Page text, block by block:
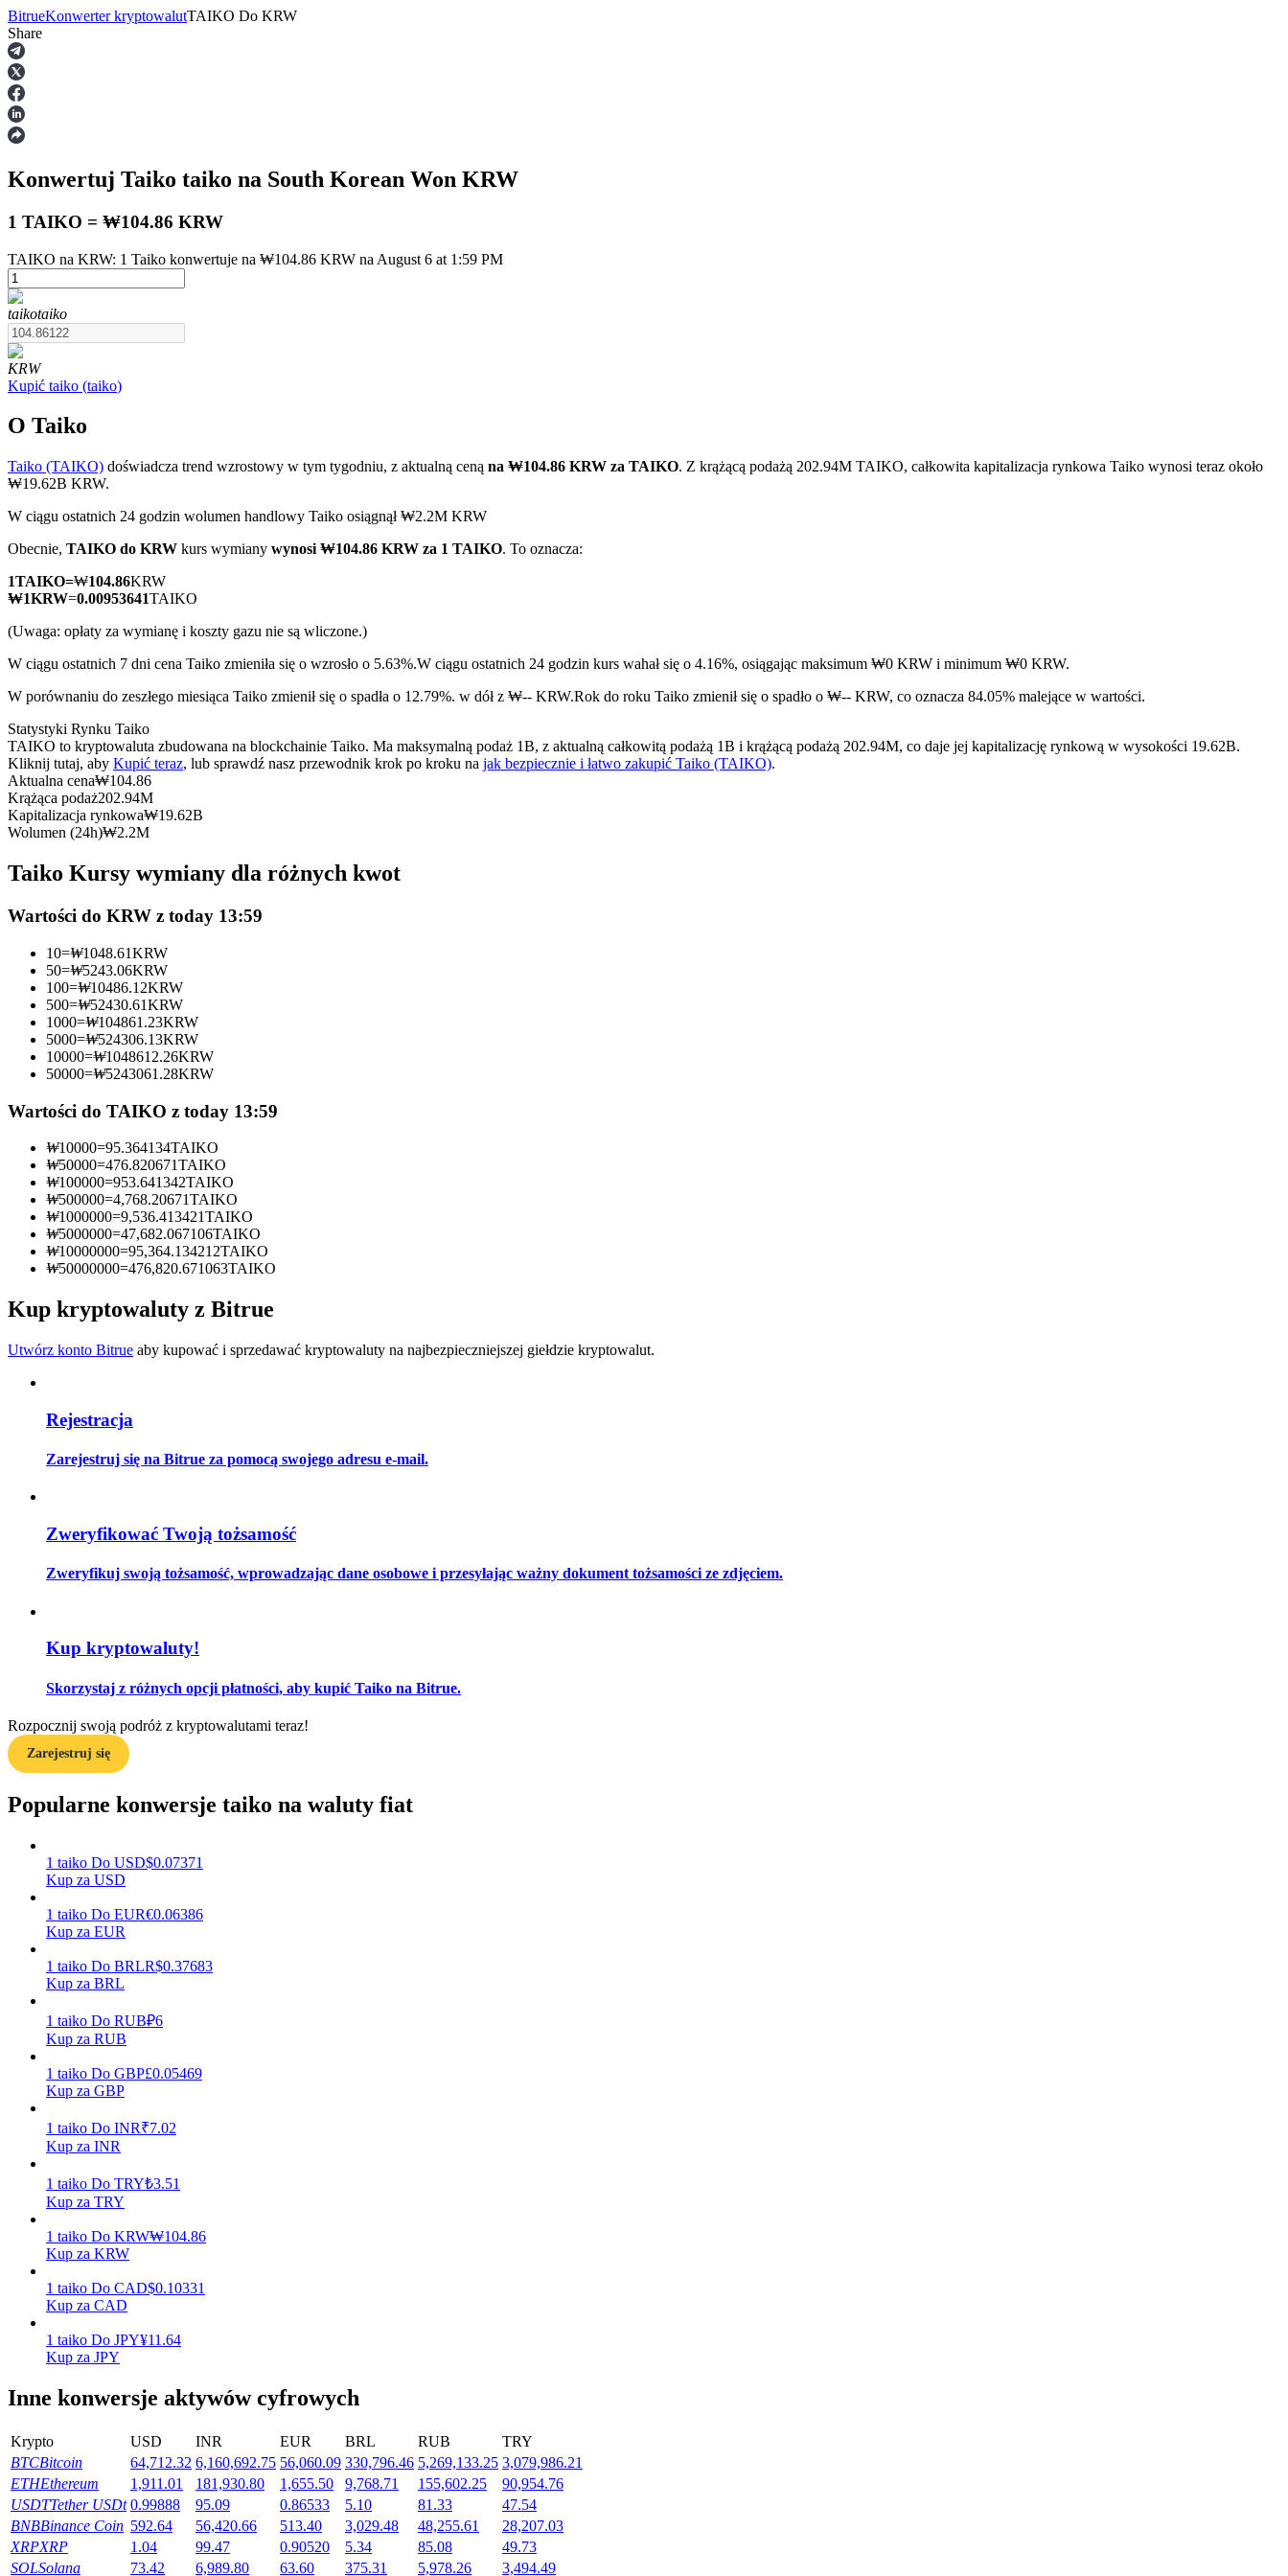
Kontrakty terminowe
Kontrakty terminowe na USDT
Kontrakty futures wykorzystujące USDT jako zabezpieczenie
Kontrakty terminowe COIN-M
Kontrakty terminowe na kryptowaluty
Kontrakty futures wykorzystujące USDC jako zabezpieczenie
Kopiowanie Transakcji
Dołącz do najlepszych traderów
Zostań traderem kopiującym
Informacja
Analiza Big Data, w tym informacje handlowe itp.
Przewodnik
Strategie handlowe
Dowiedz się, jak zachować rentowność
Zarabiać
Codziennie zdobywaj konkurencyjne nagrody
BitrueKonwerter kryptowalutTAIKO Do KRW
Share
Konwertuj Taiko taiko na South Korean Won KRW
1 TAIKO = ₩104.86 KRW
TAIKO na KRW: 1 Taiko konwertuje na ₩104.86 KRW na August 6 at 1:59 PM
taikotaiko
KRW
Kupić taiko (taiko)
O Taiko
Taiko (TAIKO) doświadcza trend wzrostowy w tym tygodniu, z aktualną ceną na ₩104.86 KRW za TAIKO. Z krążącą podażą 202.94M TAIKO, całkowita kapitalizacja rynkowa Taiko wynosi teraz około
₩19.62B KRW.
W ciągu ostatnich 24 godzin wolumen handlowy Taiko osiągnął ₩2.2M KRW
Obecnie, TAIKO do KRW kurs wymiany wynosi ₩104.86 KRW za 1 TAIKO. To oznacza:
1TAIKO=₩104.86KRW
₩1KRW=0.00953641TAIKO
(Uwaga: opłaty za wymianę i koszty gazu nie są wliczone.)
W ciągu ostatnich 7 dni cena Taiko zmieniła się o wzrosło o 5.63%.W ciągu ostatnich 24 godzin kurs wahał się o 4.16%, osiągając maksimum ₩0 KRW i minimum ₩0 KRW.
W porównaniu do zeszłego miesiąca Taiko zmienił się o spadła o 12.79%. w dół z ₩-- KRW.Rok do roku Taiko zmienił się o spadło o ₩-- KRW, co oznacza 84.05% malejące w wartości.
Statystyki Rynku Taiko
TAIKO to kryptowaluta zbudowana na blockchainie Taiko. Ma maksymalną podaż 1B, z aktualną całkowitą podażą 1B i krążącą podażą 202.94M, co daje jej kapitalizację rynkową w wysokości 19.62B.
Kliknij tutaj, aby Kupić teraz, lub sprawdź nasz przewodnik krok po kroku na jak bezpiecznie i łatwo zakupić Taiko (TAIKO).
Aktualna cena₩104.86
Krążąca podaż202.94M
Kapitalizacja rynkowa₩19.62B
Wolumen (24h)₩2.2M
Taiko Kursy wymiany dla różnych kwot
Wartości do KRW z today 13:59
10=₩1048.61KRW
50=₩5243.06KRW
100=₩10486.12KRW
500=₩52430.61KRW
1000=₩104861.23KRW
5000=₩524306.13KRW
10000=₩1048612.26KRW
50000=₩5243061.28KRW
Wartości do TAIKO z today 13:59
₩10000=95.364134TAIKO
₩50000=476.820671TAIKO
₩100000=953.641342TAIKO
₩500000=4,768.20671TAIKO
₩1000000=9,536.413421TAIKO
₩5000000=47,682.067106TAIKO
₩10000000=95,364.134212TAIKO
₩50000000=476,820.671063TAIKO
Kup kryptowaluty z Bitrue
Utwórz konto Bitrue aby kupować i sprzedawać kryptowaluty na najbezpieczniejszej giełdzie kryptowalut.
Rejestracja
Zarejestruj się na Bitrue za pomocą swojego adresu e-mail.
Zweryfikować Twoją tożsamość
Zweryfikuj swoją tożsamość, wprowadzając dane osobowe i przesyłając ważny dokument tożsamości ze zdjęciem.
Kup kryptowaluty!
Skorzystaj z różnych opcji płatności, aby kupić Taiko na Bitrue.
Rozpocznij swoją podróż z kryptowalutami teraz!
Zarejestruj się
Popularne konwersje taiko na waluty fiat
1 taiko Do USD$0.07371
Kup za USD
1 taiko Do EUR€0.06386
Kup za EUR
1 taiko Do BRLR$0.37683
Kup za BRL
1 taiko Do RUB₽6
Kup za RUB
1 taiko Do GBP£0.05469
Kup za GBP
1 taiko Do INR₹7.02
Kup za INR
1 taiko Do TRY₺3.51
Kup za TRY
1 taiko Do KRW₩104.86
Kup za KRW
1 taiko Do CAD$0.10331
Kup za CAD
1 taiko Do JPY¥11.64
Kup za JPY
Inne konwersje aktywów cyfrowych
Krypto USD INR EUR BRL RUB
TRY
BTCBitcoin 64,712.32 6,160,692.75 56,060.09 330,796.46 5,269,133.25 3,079,986.21
ETHEthereum 1,911.01 181,930.80 1,655.50 9,768.71 155,602.25
90,954.76
USDTTether USDt 0.99888 95.09 0.86533 5.10 81.33
47.54
BNBBinance Coin 592.64 56,420.66 513.40 3,029.48 48,255.61
28,207.03
XRPXRP 1.04 99.47 0.90520 5.34 85.08
49.73
SOLSolana 73.42 6,989.80 63.60 375.31 5,978.26
3,494.49